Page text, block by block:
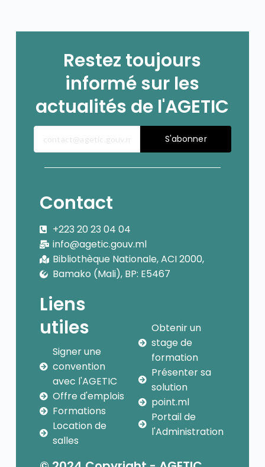
Restez toujours
informé sur les
actualités de l'AGETIC
S'abonner
Contact
+223 20 23 04 04
info@agetic.gouv.ml
Bibliothèque Nationale, ACI 2000,
Bamako (Mali), BP: E5467
Liens
utiles
Signer une
convention
avec l'AGETIC
Offre d'emplois
Formations
Location de
salles
Obtenir un
stage de
formation
Présenter sa
solution
point.ml
Portail de
l'Administration